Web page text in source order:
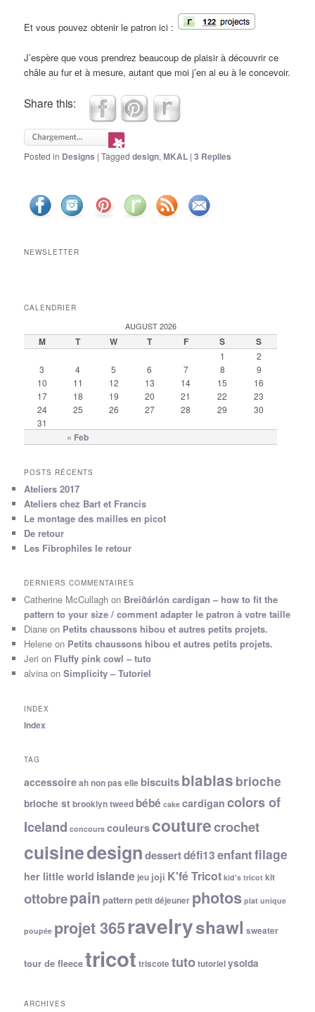
Et vous pouvez obtenir le patron ici :
J’espère que vous prendrez beaucoup de plaisir à découvrir ce
châle au fur et à mesure, autant que moi j’en ai eu à le concevoir.
Share this:
Posted in Designs |Tagged design,MKAL |3 Replies
NEWSLETTER
CALENDRIER
AUGUST 2026
M T W T F S S
« Feb
1
2
3
4 5 6 7 8
9
10
11 12 13 14 15
16
17
18 19 20 21 22
23
24
25 26 27 28 29
30
31
POSTS RÉCENTS
Ateliers 2017
Ateliers chez Bart et Francis
Le montage des mailles en picot
De retour
Les Fibrophiles le retour
DERNIERS COMMENTAIRES
Catherine McCullagh on Breiðárlón cardigan – how to fit the
pattern to your size / comment adapter le patron à votre taille
Diane on Petits chaussons hibou et autres petits projets.
Helene on Petits chaussons hibou et autres petits projets.
Jeri on Fluffy pink cowl – tuto
alvina onSimplicity – Tutoriel
INDEX
Index
TAG
accessoireah non pas elle biscuitsblablas brioche
brioche st brooklyn tweed bébé cake cardigan colors of
Iceland concours couleurscouturecrochet
cuisinedesigndessertdéfi13enfantfilage
her little world islande jeu joji K'fé Tricot kid's tricot kit
ottobrepain pattern petit déjeuner photos plat unique
poupée projet 365ravelryshawl sweater
tour de fleecetricot triscote tutotutorielysolda
ARCHIVES